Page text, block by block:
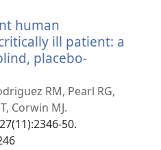
human
ill patient: a
placebo-
RM, Pearl RG,
Corwin MJ.
50.